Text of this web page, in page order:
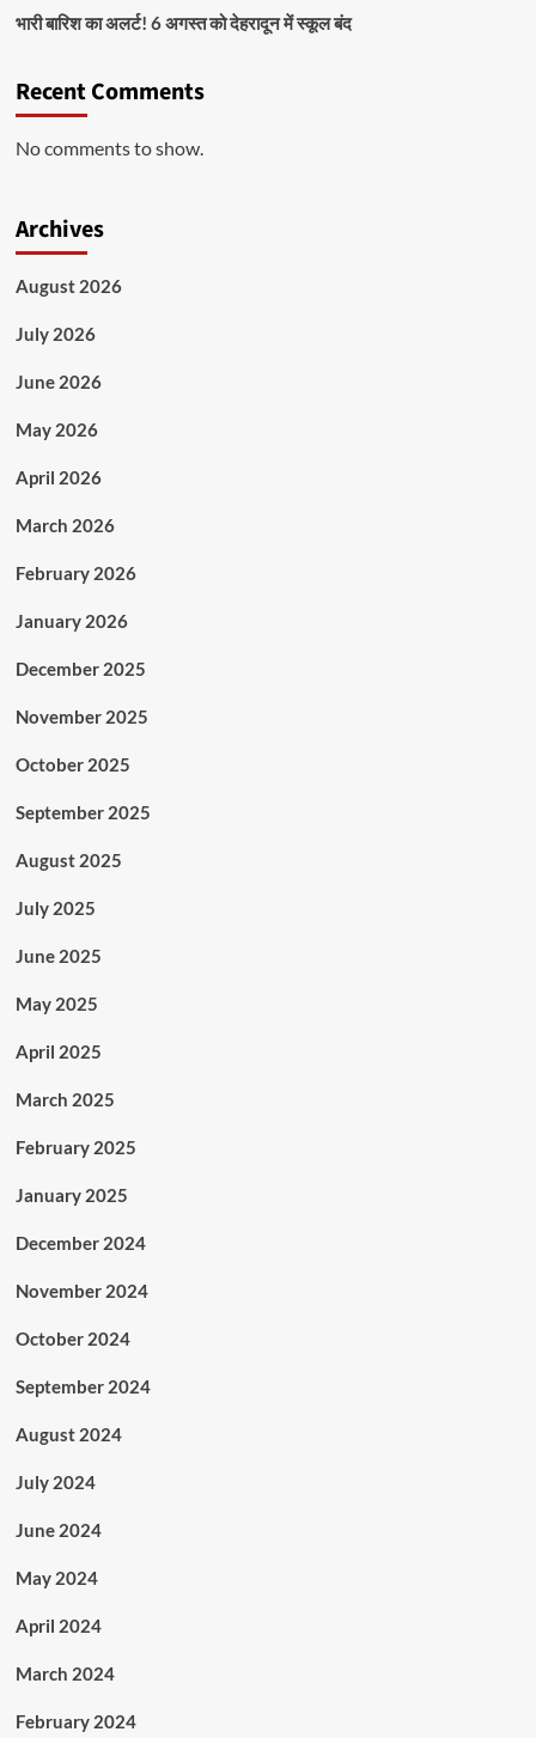
भारी बारिश का अलर्ट! 6 अगस्त को देहरादून में स्कूल बंद
Recent Comments
No comments to show.
Archives
August 2026
July 2026
June 2026
May 2026
April 2026
March 2026
February 2026
January 2026
December 2025
November 2025
October 2025
September 2025
August 2025
July 2025
June 2025
May 2025
April 2025
March 2025
February 2025
January 2025
December 2024
November 2024
October 2024
September 2024
August 2024
July 2024
June 2024
May 2024
April 2024
March 2024
February 2024